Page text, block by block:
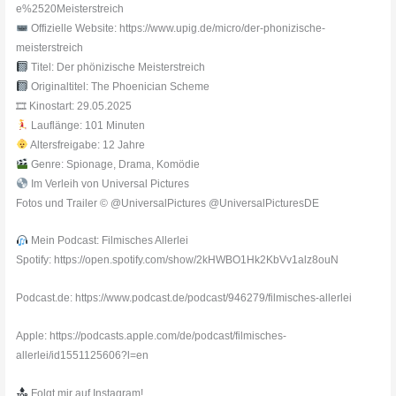
e%2520Meisterstreich
Offizielle Website: https://www.upig.de/micro/der-phonizische-
meisterstreich
Titel: Der phönizische Meisterstreich
Originaltitel: The Phoenician Scheme
🎞 Kinostart: 29.05.2025
Lauflänge: 101 Minuten
Altersfreigabe: 12 Jahre
Genre: Spionage, Drama, Komödie
Im Verleih von Universal Pictures
Fotos und Trailer © @UniversalPictures @UniversalPicturesDE
Mein Podcast: Filmisches Allerlei
Spotify: https://open.spotify.com/show/2kHWBO1Hk2KbVv1alz8ouN
Podcast.de: https://www.podcast.de/podcast/946279/filmisches-allerlei
Apple: https://podcasts.apple.com/de/podcast/filmisches-
allerlei/id1551125606?l=en
Folgt mir auf Instagram!